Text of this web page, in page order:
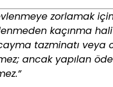
evlenmeye zorlamak
kaçınma
tazminatı veya
ancak yapılan